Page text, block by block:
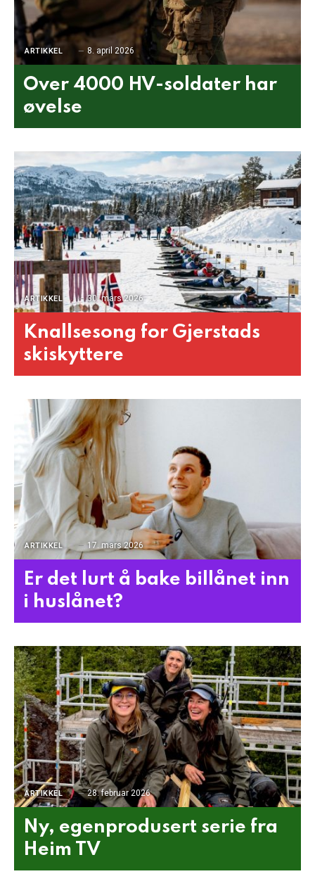
ARTIKKEL 8. april 2026
Over 4000 HV-soldater har
øvelse
ARTIKKEL 30. mars 2026
Knallsesong for Gjerstads
skiskyttere
ARTIKKEL 17. mars 2026
Er det lurt å bake billånet inn
i huslånet?
ARTIKKEL 28. februar 2026
Ny, egenprodusert serie fra
Heim TV